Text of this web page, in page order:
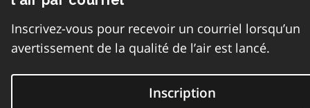
Inscrivez-vous pour recevoir un courriel lorsqu’un
avertissement de la qualité de l’air est lancé.
Inscription